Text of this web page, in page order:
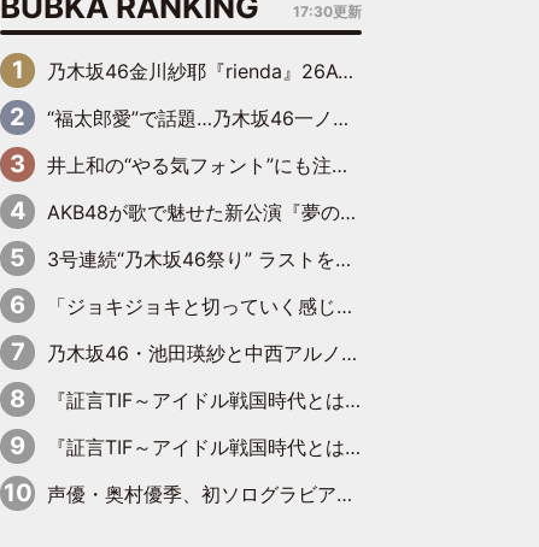
17:30更新
乃木坂46金川紗耶『rienda』26AW LOOKモデルに就任
“福太郎愛”で話題…乃木坂46一ノ瀬美空、地元福岡『めんべい25周年トップサポーター』に就任
井上和の“やる気フォント”にも注目 乃木坂46が挑んだ書道パフォーマンスの舞台裏
AKB48が歌で魅せた新公演『夢のポップスター』 初日から全身全霊のステージ
3号連続“乃木坂46祭り” ラストを飾るのは賀喜遥香…5年ぶりの登場に「5年分大人になった私を見ていただけたら」
「ジョキジョキと切っていく感じ」STU48中村舞、新しい挑戦は自らの手で
乃木坂46・池田瑛紗と中西アルノが「真冬のかき氷」騒動で火花散らす！ 因縁の裏にあるのは、逆境をともに“凌”ぐ似た者同士の絆
『証言TIF～アイドル戦国時代とはなんだったのか～』第11回：私立恵比寿中学・真山りか×安本彩花「TIFで10年ぶりのキョンシーメイクをしたら、場を完全に引かせてしまって。時代が変わったんだなって」
『証言TIF～アイドル戦国時代とはなんだったのか～』第6回：でんぱ組.inc・古川未鈴×相沢梨紗「『ハロプロやりたかったな』って言ったら、夢眠ねむさんに『てめえはでんぱ組．incなんだよ！』って肩パンされて(笑)」
声優・奥村優季、初ソログラビアで初ソロ表紙を飾る！ 初めて見せる表情や、声優を志したきっかけなどを語った必読のインタビューを掲載